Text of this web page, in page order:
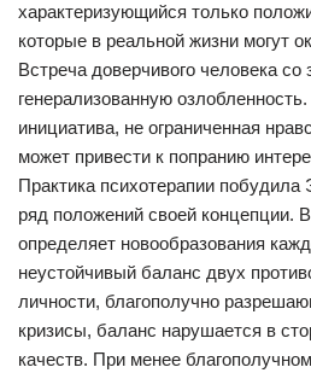
характеризующийся только
которые в реальной жизни могут
Встреча доверчивого человека
генерализованную
инициатива, не ограниченная
может привести к попранию
Практика психотерапии побудила
ряд положений своей концепции.
определяет новообразования
неустойчивый баланс двух
личности, благополучно
кризисы, баланс нарушается в
качеств. При менее